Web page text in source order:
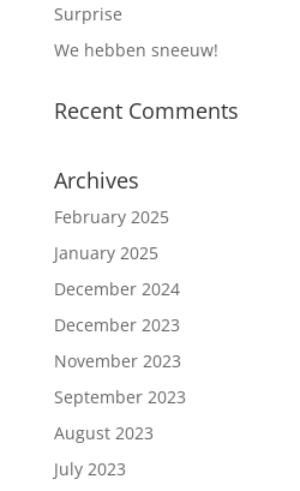
Surprise
We hebben sneeuw!
Recent Comments
Archives
February 2025
January 2025
December 2024
December 2023
November 2023
September 2023
August 2023
July 2023